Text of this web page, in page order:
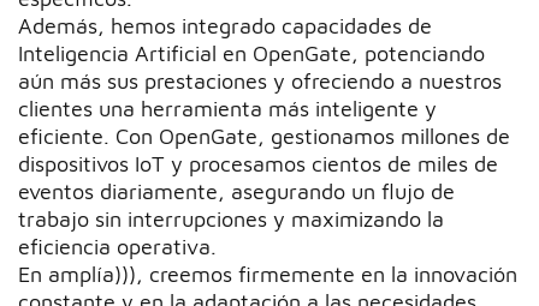
Además, hemos integrado capacidades de
Inteligencia Artificial en OpenGate, potenciando
aún más sus prestaciones y ofreciendo a nuestros
clientes una herramienta más inteligente y
eficiente. Con OpenGate, gestionamos millones de
dispositivos IoT y procesamos cientos de miles de
eventos diariamente, asegurando un flujo de
trabajo sin interrupciones y maximizando la
eficiencia operativa.
En amplía))), creemos firmemente en la innovación